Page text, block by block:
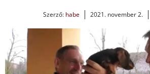
Szerző: habe 2021. november 2.